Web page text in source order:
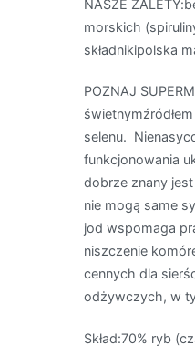
NASZE
morskich
składnikipolska
POZNAJ
selenu.
funkcjonowania
dobrze znany
nie mogą same
jod wspomaga
niszczenie
cennych dla
odżywczych, w
Skład:70% ryb